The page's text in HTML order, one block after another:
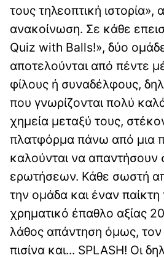
τους τηλεοπτική ιστορία»,
ανακοίνωση. Σε κάθε
Quiz with Balls!», δύο
αποτελούνται από πέντε
φίλους ή συναδέλφους,
που γνωρίζονται πολύ
χημεία μεταξύ τους,
πλατφόρμα πάνω από μια
καλούνται να απαντήσουν
ερωτήσεων. Κάθε σωστή
την ομάδα και έναν παίκτη
χρηματικό έπαθλο αξίας
λάθος απάντηση όμως, τον
πισίνα και... SPLASH! Οι